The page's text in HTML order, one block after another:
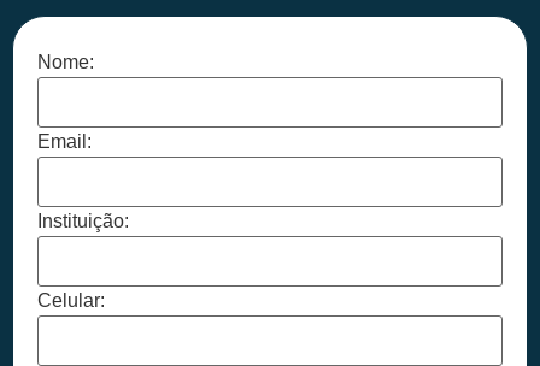
Nome:
Email:
Instituição:
Celular: